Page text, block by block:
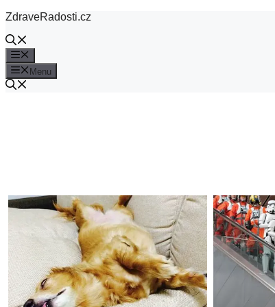
Přeskočit
obsah
ZdraveRadosti.cz
Menu